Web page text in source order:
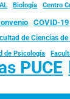
Biología Centro
COVID-19
de Ciencias
de Psicología
PUCE